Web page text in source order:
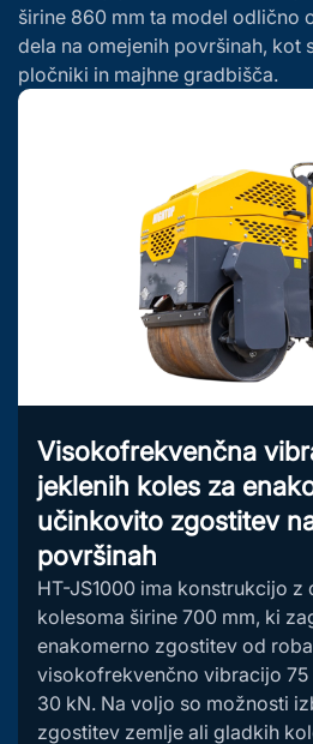
širine 860 mm ta model odlično
dela na omejenih površinah, kot
pločniki in majhne gradbišča.
Visokofrekvenčna
jeklenih koles za
učinkovito zgostitev
površinah
HT-JS1000 ima konstrukcijo z
kolesoma širine 700 mm, ki
enakomerno zgostitev od
visokofrekvenčno vibracijo 75
30 kN. Na voljo so možnosti
zgostitev zemlje ali gladkih